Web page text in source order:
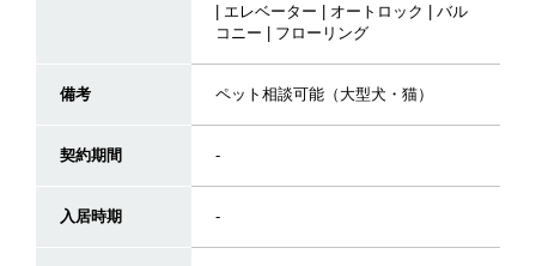
| エレベーター | オートロック | バル
コニー | フローリング
備考 ペット相談可能（大型犬・猫）
契約期間 -
入居時期 -